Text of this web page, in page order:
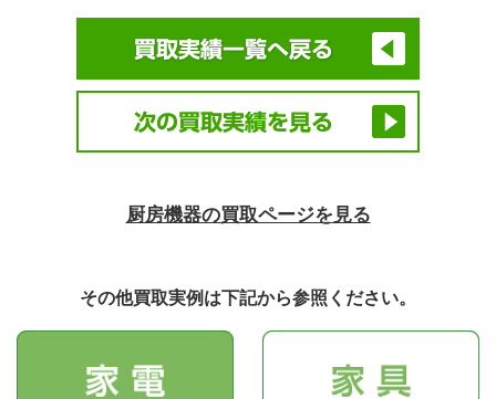
厨房機器の買取ページを見る
その他買取実例は下記から参照ください。